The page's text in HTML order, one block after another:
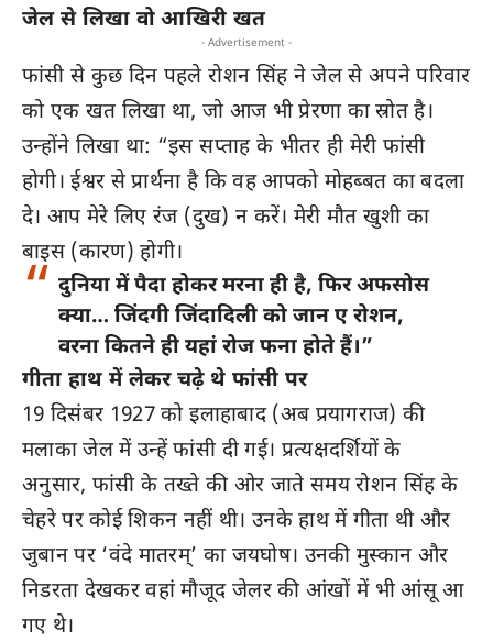
जेल से लिखा वो आखिरी खत
- Advertisement -
फांसी से कुछ दिन पहले रोशन सिंह ने जेल से अपने परिवार
को एक खत लिखा था, जो आज भी प्रेरणा का स्रोत है।
उन्होंने लिखा था: “इस सप्ताह के भीतर ही मेरी फांसी
होगी। ईश्वर से प्रार्थना है कि वह आपको मोहब्बत का बदला
दे। आप मेरे लिए रंज (दुख) न करें। मेरी मौत खुशी का
बाइस (कारण) होगी।
दुनिया में पैदा होकर मरना ही है, फिर अफसोस
क्या… जिंदगी जिंदादिली को जान ए रोशन,
वरना कितने ही यहां रोज फना होते हैं।”
गीता हाथ में लेकर चढ़े थे फांसी पर
19 दिसंबर 1927 को इलाहाबाद (अब प्रयागराज) की
मलाका जेल में उन्हें फांसी दी गई। प्रत्यक्षदर्शियों के
अनुसार, फांसी के तख्ते की ओर जाते समय रोशन सिंह के
चेहरे पर कोई शिकन नहीं थी। उनके हाथ में गीता थी और
जुबान पर ‘वंदे मातरम्’ का जयघोष। उनकी मुस्कान और
निडरता देखकर वहां मौजूद जेलर की आंखों में भी आंसू आ
गए थे।